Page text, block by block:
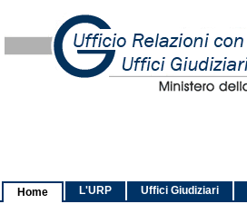
Home L'URP Uffici Giudiziari